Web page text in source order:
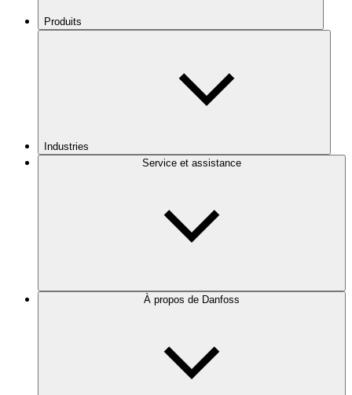
Produits
Industries
Service et assistance
À propos de Danfoss